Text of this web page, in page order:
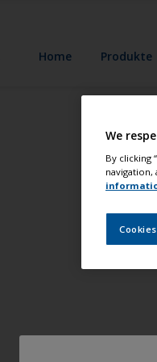
Home Produkte
We
By clicking
navigation,